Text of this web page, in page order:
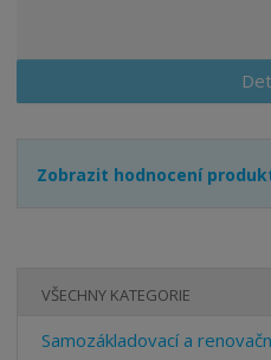
Zobrazit hodnocení
VŠECHNY KATEGORIE
Samozákladovací a